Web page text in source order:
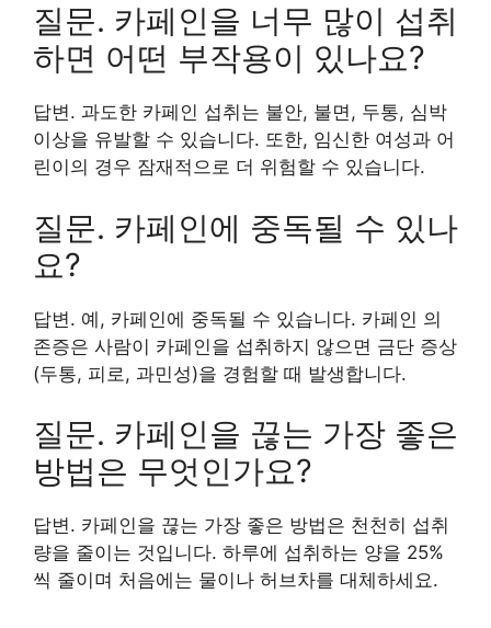
질문. 카페인을 너무 많이 섭취
하면 어떤 부작용이 있나요?
답변. 과도한 카페인 섭취는 불안, 불면, 두통, 심박
이상을 유발할 수 있습니다. 또한, 임신한 여성과 어
린이의 경우 잠재적으로 더 위험할 수 있습니다.
질문. 카페인에 중독될 수 있나
요?
답변. 예, 카페인에 중독될 수 있습니다. 카페인 의
존증은 사람이 카페인을 섭취하지 않으면 금단 증상
(두통, 피로, 과민성)을 경험할 때 발생합니다.
질문. 카페인을 끊는 가장 좋은
방법은 무엇인가요?
답변. 카페인을 끊는 가장 좋은 방법은 천천히 섭취
량을 줄이는 것입니다. 하루에 섭취하는 양을 25%
씩 줄이며 처음에는 물이나 허브차를 대체하세요.